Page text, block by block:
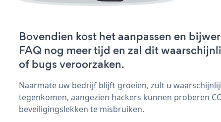
Bovendien kost het aanpassen en
FAQ nog meer tijd en zal dit
of bugs veroorzaken.
Naarmate uw bedrijf blijft groeien, zult u
tegenkomen, aangezien hackers kunnen proberen
beveiligingslekken te misbruiken.